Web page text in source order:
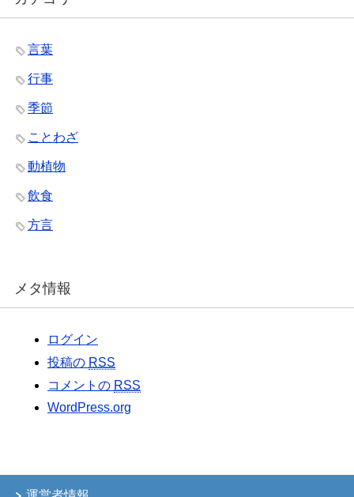
言葉
行事
季節
ことわざ
動植物
飲食
方言
メタ情報
ログイン
投稿の RSS
コメントの RSS
WordPress.org